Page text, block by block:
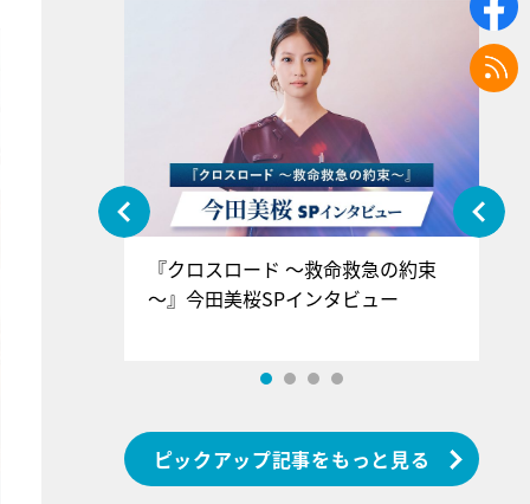
』＝LOV
インタ
『クロスロード ～救命救急の約束
～』今田美桜SPインタビュー
ピックアップ記事をもっと見る